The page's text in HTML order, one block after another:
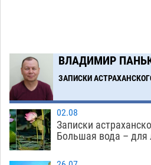
ВЛАДИМИР
ЗАПИСКИ
02.08
Записки
Большая вода – для